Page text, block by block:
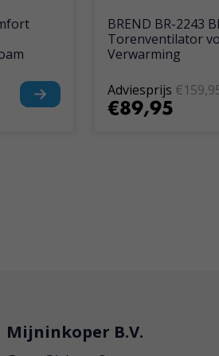
BREND BR-2243
Torenventilator
Verwarming
Adviesprijs
€89,95
Mijninkoper B.V.